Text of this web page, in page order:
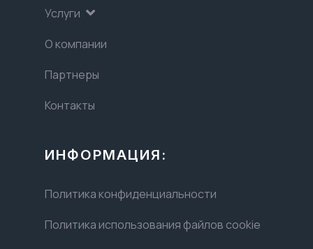
Услуги
О компании
Партнеры
Контакты
ИНФОРМАЦИЯ:
Политика конфиденциальности
Политика использования файлов cookie